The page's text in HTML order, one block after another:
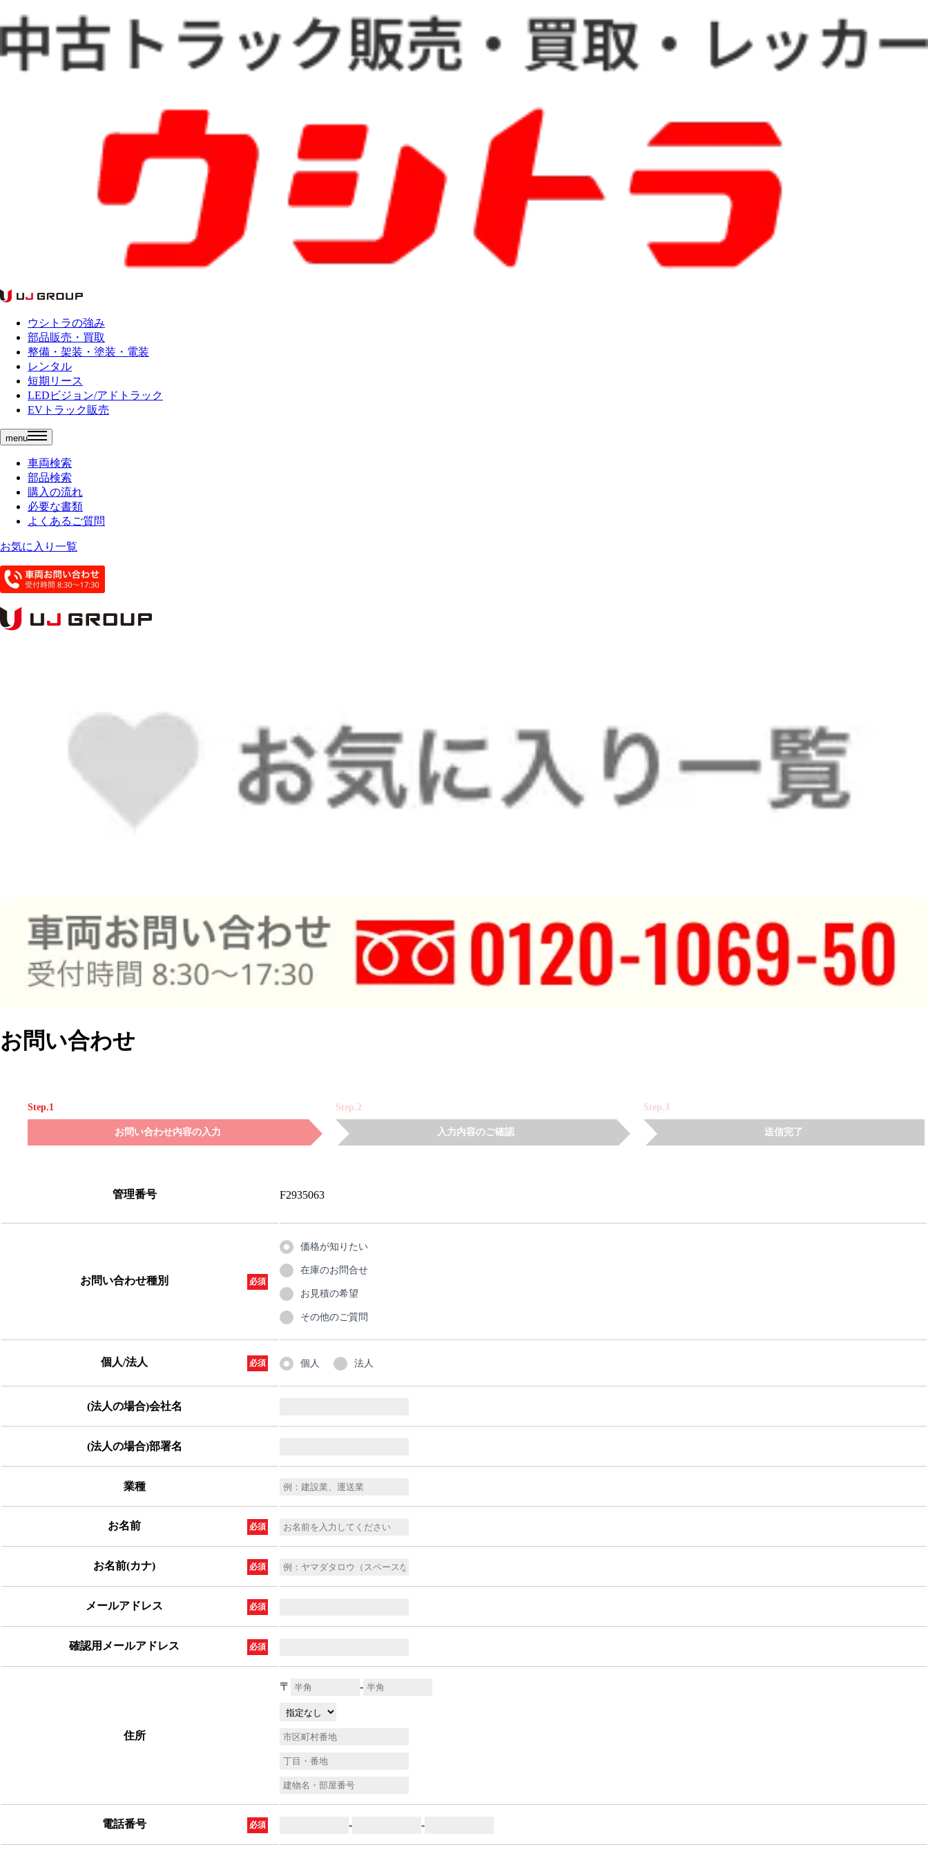
ウシトラの強み
部品販売・買取
整備・架装・塗装・電装
レンタル
短期リース
LEDビジョン/アドトラック
EVトラック販売
menu
車両検索
部品検索
購入の流れ
必要な書類
よくあるご質問
お気に入り一覧
お問い合わせ
Step.1
お問い合わせ内容の入力
Step.2
入力内容のご確認
Step.3
送信完了
管理番号 F2935063
お問い合わせ種別 必須
価格が知りたい
在庫のお問合せ
お見積の希望
その他のご質問
個人/法人 必須 個人 法人
(法人の場合)会社名
(法人の場合)部署名
業種
お名前 必須
お名前(カナ) 必須
メールアドレス 必須
確認用メールアドレス 必須
住所
〒 -
電話番号 必須 - -